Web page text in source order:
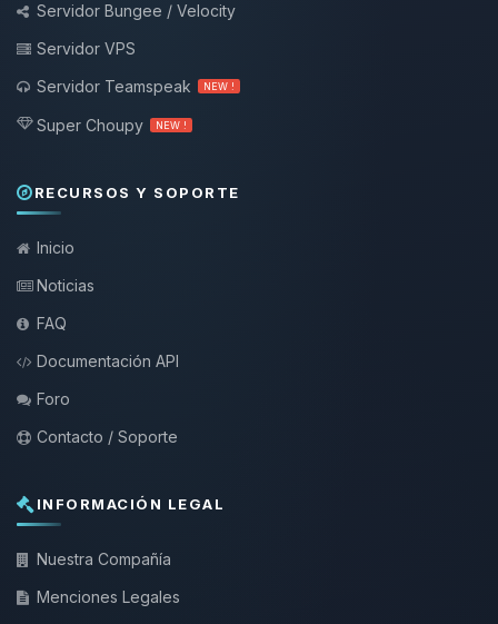
Servidor Bungee / Velocity
Servidor VPS
Servidor Teamspeak
NEW !
Super Choupy NEW !
RECURSOS Y SOPORTE
Inicio
Noticias
FAQ
Documentación API
Foro
Contacto / Soporte
INFORMACIÓN LEGAL
Nuestra Compañía
Menciones Legales